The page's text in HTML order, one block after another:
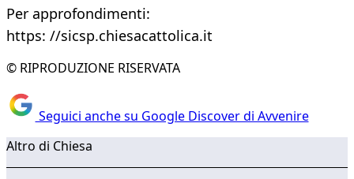
Per approfondimenti:
https: //sicsp.chiesacattolica.it
© RIPRODUZIONE RISERVATA
Seguici anche su Google Discover di Avvenire
Altro di Chiesa